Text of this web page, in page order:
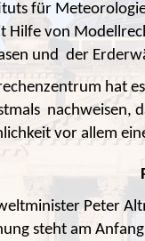
für
Hilfe von
und der
hat
nachweisen,
vor allem
Peter
steht am